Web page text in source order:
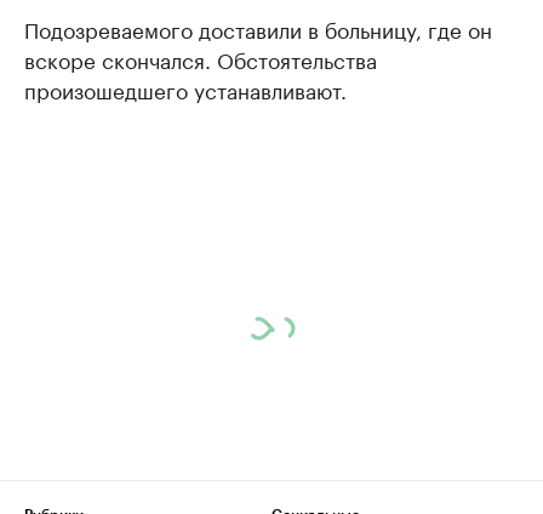
Подозреваемого доставили в больницу, где он
вскоре скончался. Обстоятельства
произошедшего устанавливают.